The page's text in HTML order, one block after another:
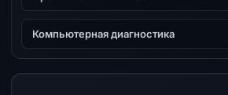
Компьютерная диагностика